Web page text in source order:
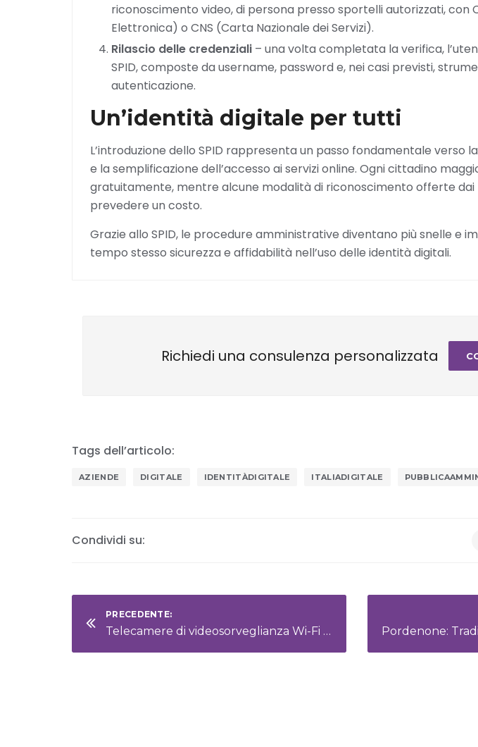
riconoscimento video, di persona presso sportelli autorizzati, con
Elettronica) o CNS (Carta Nazionale dei Servizi).
Rilascio delle credenziali – una volta completata la verifica,
SPID, composte da username, password e, nei casi previsti,
autenticazione.
Un’identità digitale per tutti
L’introduzione dello SPID rappresenta un passo fondamentale verso
e la semplificazione dell’accesso ai servizi online. Ogni cittadino
gratuitamente, mentre alcune modalità di riconoscimento offerte
prevedere un costo.
Grazie allo SPID, le procedure amministrative diventano più snelle e
tempo stesso sicurezza e affidabilità nell’uso delle identità digitali.
Richiedi una consulenza personalizzata
Tags dell’articolo:
AZIENDE DIGITALE IDENTITÀDIGITALE ITALIADIGITALE
Condividi su:
PRECEDENTE:
Telecamere di videosorveglianza Wi-Fi Tapo: tecnologia compatta per la sicurezza domestica e aziendale